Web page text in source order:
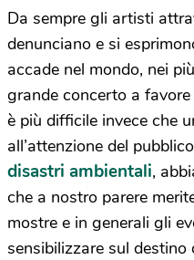
Da sempre gli artisti
denunciano e si
accade nel mondo, nei
grande concerto a favore
è più difficile invece che
all’attenzione del
disastri ambientali,
che a nostro parere
mostre e in generali gli
sensibilizzare sul destino